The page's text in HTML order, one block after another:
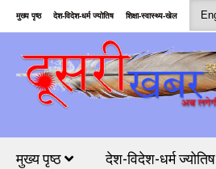
मुख्य पृष्ठ देश-विदेश-धर्म ज्योतिष शिक्षा-स्वास्थ्य-खेल
मुख्य पृष्ठ देश-विदेश-धर्म ज्योतिष